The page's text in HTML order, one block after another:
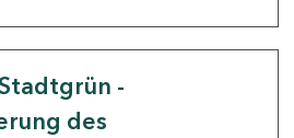
-
des